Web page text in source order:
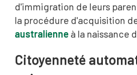
d'immigration de leurs
la procédure d'acquisition
australienne à la naissance
Citoyenneté